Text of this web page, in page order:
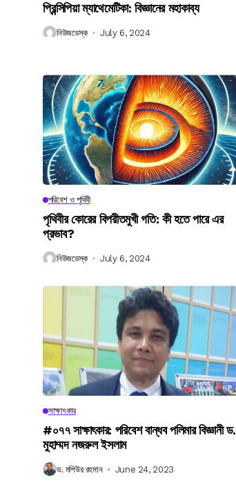
প্রিন্সিপিয়া ম্যাথেমেটিকা: বিজ্ঞানের মহাকাব্য
নিউজডেস্ক July 6, 2024
পরিবেশ ও পৃথিবী
পৃথিবীর কোরের বিপরীতমুখী গতি: কী হতে পারে এর
প্রভাব?
নিউজডেস্ক July 6, 2024
সাক্ষাৎকার
#০৭৭ সাক্ষাৎকার: পরিবেশ বান্ধব পলিমার বিজ্ঞানী ড.
মুহাম্মদ নজরুল ইসলাম
ড. মশিউর রহমান June 24, 2023